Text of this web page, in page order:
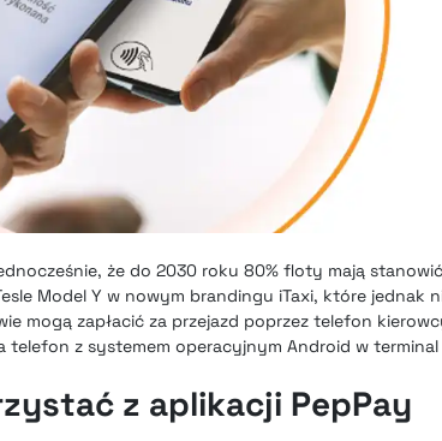
że do 2030 roku 80% floty mają
Model Y w nowym brandingu iTaxi, które jednak
mogą zapłacić za przejazd poprzez telefon
telefon z systemem operacyjnym Android w
z aplikacji PepPay